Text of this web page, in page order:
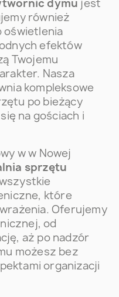
dymu jest
również
oświetlenia
efektów
Twojemu
Nasza
kompleksowe
po bieżący
na gościach i
w w Nowej
sprzętu
które
Oferujemy
od
aż po nadzór
możesz bez
organizacji